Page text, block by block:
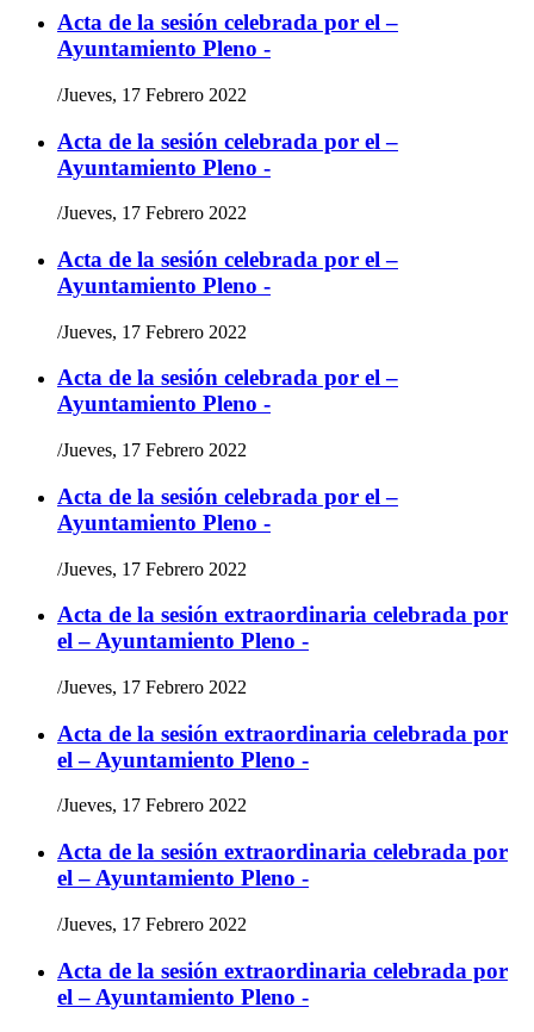
Acta de la sesión celebrada por el –
Ayuntamiento Pleno -
/Jueves, 17 Febrero 2022
Acta de la sesión celebrada por el –
Ayuntamiento Pleno -
/Jueves, 17 Febrero 2022
Acta de la sesión celebrada por el –
Ayuntamiento Pleno -
/Jueves, 17 Febrero 2022
Acta de la sesión celebrada por el –
Ayuntamiento Pleno -
/Jueves, 17 Febrero 2022
Acta de la sesión celebrada por el –
Ayuntamiento Pleno -
/Jueves, 17 Febrero 2022
Acta de la sesión extraordinaria celebrada por
el – Ayuntamiento Pleno -
/Jueves, 17 Febrero 2022
Acta de la sesión extraordinaria celebrada por
el – Ayuntamiento Pleno -
/Jueves, 17 Febrero 2022
Acta de la sesión extraordinaria celebrada por
el – Ayuntamiento Pleno -
/Jueves, 17 Febrero 2022
Acta de la sesión extraordinaria celebrada por
el – Ayuntamiento Pleno -